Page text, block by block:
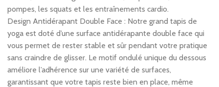
pompes, les squats et les entraînements cardio.
Design Antidérapant Double Face : Notre grand tapis de
yoga est doté d’une surface antidérapante double face qui
vous permet de rester stable et sûr pendant votre pratique
sans craindre de glisser. Le motif ondulé unique du dessous
améliore l’adhérence sur une variété de surfaces,
garantissant que votre tapis reste bien en place, même